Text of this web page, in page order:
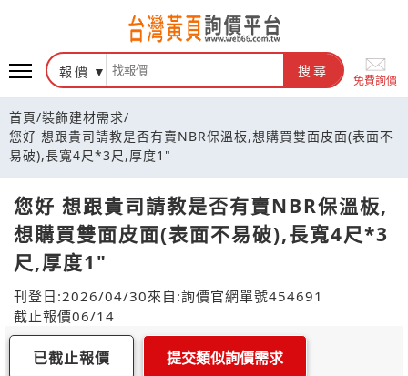
報價 搜尋
免費詢價
首頁/裝飾建材需求/
您好 想跟貴司請教是否有賣NBR保溫板,想購買雙面皮面(表面不
易破),長寬4尺*3尺,厚度1"
您好 想跟貴司請教是否有賣NBR保溫板,
想購買雙面皮面(表面不易破),長寬4尺*3
尺,厚度1"
刊登日:2026/04/30來自:詢價官網單號454691
截止報價06/14
已截止報價 提交類似詢價需求